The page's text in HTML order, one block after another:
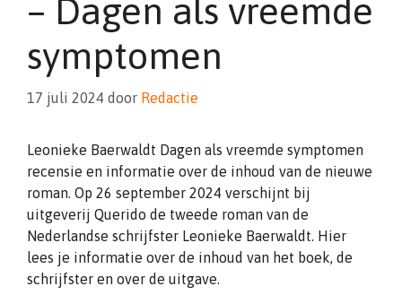
– Dagen als vreemde
symptomen
17 juli 2024 door Redactie
Leonieke Baerwaldt Dagen als vreemde symptomen
recensie en informatie over de inhoud van de nieuwe
roman. Op 26 september 2024 verschijnt bij
uitgeverij Querido de tweede roman van de
Nederlandse schrijfster Leonieke Baerwaldt. Hier
lees je informatie over de inhoud van het boek, de
schrijfster en over de uitgave.